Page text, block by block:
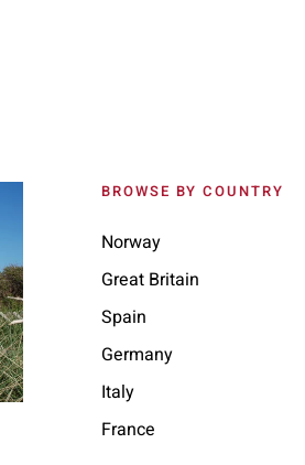
BROWSE BY COUNTRY
Norway
Great Britain
Spain
Germany
Italy
France